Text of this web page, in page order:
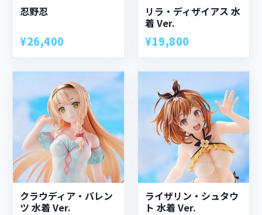
忍野忍
¥26,400
リラ・ディザイアス 水
着 Ver.
¥19,800
クラウディア・バレン
ツ 水着 Ver.
ライザリン・シュタウ
ト 水着 Ver.